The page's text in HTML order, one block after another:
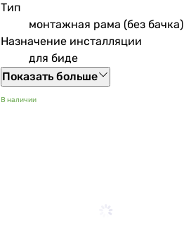
Тип
монтажная рама (без бачка)
Назначение инсталляции
для биде
Показать больше
В наличии